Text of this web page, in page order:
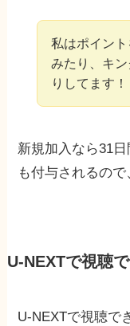
私はポイント
みたり、キ
りしてます！
新規加入なら31
も付与されるので
U-NEXTで視聴
U-NEXTで視聴で